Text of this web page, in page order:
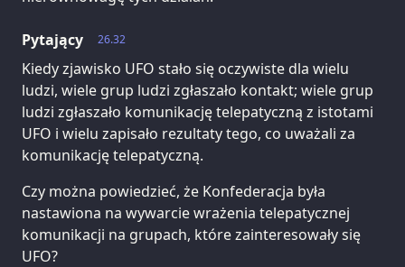
26.32
Pytający
Kiedy zjawisko UFO stało się oczywiste dla wielu
ludzi, wiele grup ludzi zgłaszało kontakt; wiele grup
ludzi zgłaszało komunikację telepatyczną z istotami
UFO i wielu zapisało rezultaty tego, co uważali za
komunikację telepatyczną.
Czy można powiedzieć, że Konfederacja była
nastawiona na wywarcie wrażenia telepatycznej
komunikacji na grupach, które zainteresowały się
UFO?